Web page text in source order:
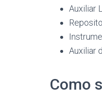
Auxiliar
Auxiliar
Como